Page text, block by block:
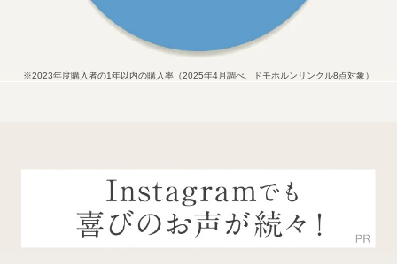
※2023年度購入者の1年以内の購入率（2025年4月調べ、ドモホルンリンクル8点対象）